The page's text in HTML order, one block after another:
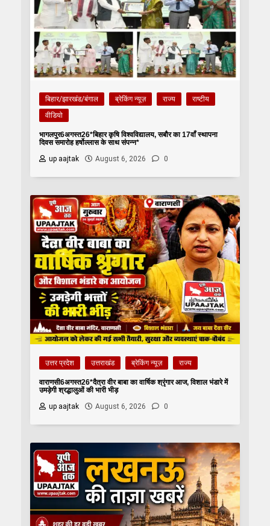
बिहार/झारखंड/बंगाल ब्रेकिंग न्यूज़ राज्य
राष्टीय
वीडियो
भागलपुर6अगस्त26*बिहार कृषि विश्वविद्यालय, सबौर का 17वाँ स्थापना
दिवस समारोह हर्षोल्लास के साथ संपन्न*
up aajtak
August 6, 2026 0
उत्तर प्रदेश उत्तराखंड ब्रेकिंग न्यूज़ राज्य
वाराणसी6अगस्त26*दैत्रा वीर बाबा का वार्षिक श्रृंगार आज, विशाल भंडारे में
उमड़ेगी श्रद्धालुओं की भारी भीड़
up aajtak
August 6, 2026 0